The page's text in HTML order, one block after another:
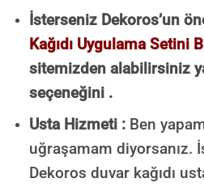
İsterseniz Dekoros’un
Kağıdı Uygulama Setini
sitemizden alabilirsiniz
seçeneğini .
Usta Hizmeti :Ben
uğraşamam diyorsanız.
Dekoros duvar kağıdı